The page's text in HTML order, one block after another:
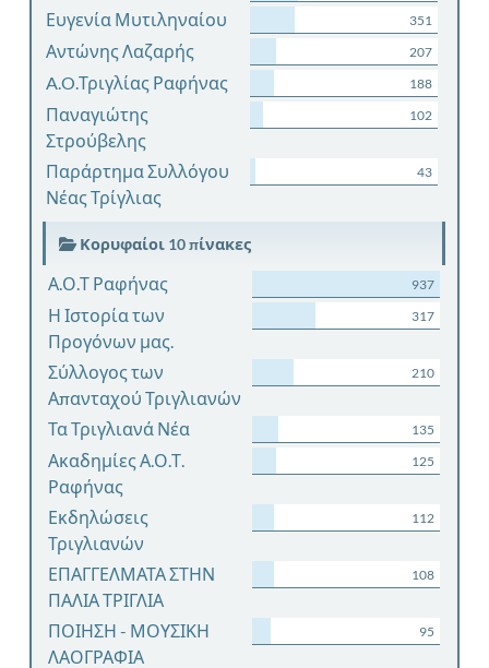
Ευγενία Μυτιληναίου 351
Αντώνης Λαζαρής 207
A.O.Τριγλίας Ραφήνας 188
Παναγιώτης
Στρούβελης
102
Παράρτημα Συλλόγου
Νέας Τρίγλιας
43
Κορυφαίοι 10 πίνακες
Α.Ο.Τ Ραφήνας 937
Η Ιστορία των
Προγόνων μας.
317
Σύλλογος των
Απανταχού Τριγλιανών
210
Τα Τριγλιανά Νέα 135
Ακαδημίες Α.Ο.Τ.
Ραφήνας
125
Εκδηλώσεις
Τριγλιανών
112
ΕΠΑΓΓΕΛΜΑΤΑ ΣΤΗΝ
ΠΑΛΙΑ ΤΡΙΓΛΙΑ
108
ΠΟΙΗΣΗ - ΜΟΥΣΙΚΗ
ΛΑΟΓΡΑΦΙΑ
95